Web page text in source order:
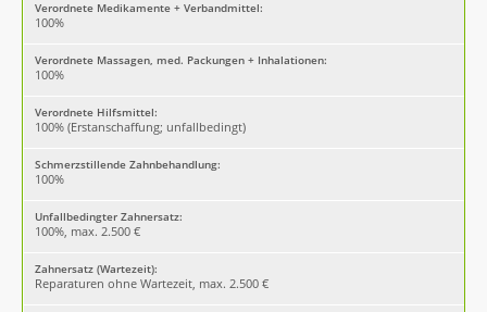
Verordnete Medikamente + Verbandmittel:
100%
Verordnete Massagen, med. Packungen + Inhalationen:
100%
Verordnete Hilfsmittel:
100% (Erstanschaffung; unfallbedingt)
Schmerzstillende Zahnbehandlung:
100%
Unfallbedingter Zahnersatz:
100%, max. 2.500 €
Zahnersatz (Wartezeit):
Reparaturen ohne Wartezeit, max. 2.500 €